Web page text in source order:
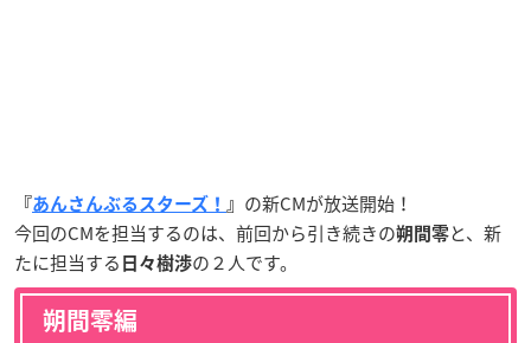
『あんさんぶるスターズ！ 』 の新CMが放送開始！
今回のCMを担当するのは、前回から引き続きの朔間零と、新
たに担当する 日々樹渉の２人です。
朔間零編